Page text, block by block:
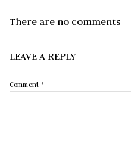
There are no comments
LEAVE A REPLY
Comment *